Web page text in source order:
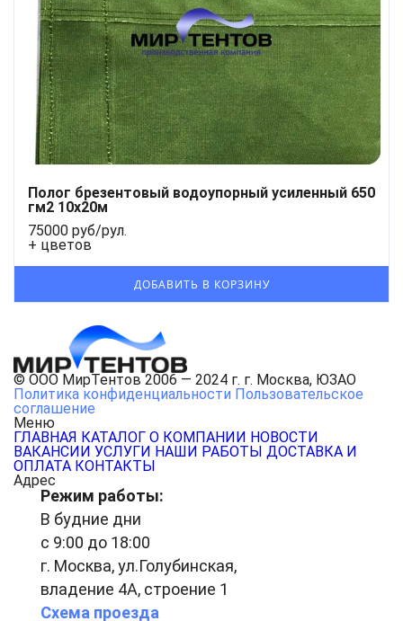
Полог брезентовый водоупорный усиленный 650
гм2 10x20м
75000 руб/рул.
+ цветов
© ООО МирТентов 2006 — 2024 г. г. Москва, ЮЗАО
Политика конфиденциальности Пользовательское
соглашение
Меню
ГЛАВНАЯ КАТАЛОГ О КОМПАНИИ НОВОСТИ
ВАКАНСИИ УСЛУГИ НАШИ РАБОТЫ ДОСТАВКА И
ОПЛАТА КОНТАКТЫ
Адрес
Режим работы:
В будние дни
с 9:00 до 18:00
г. Москва, ул.Голубинская,
владение 4А, строение 1
Схема проезда